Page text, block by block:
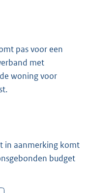
pas voor een
met
woning voor
in aanmerking komt
budget